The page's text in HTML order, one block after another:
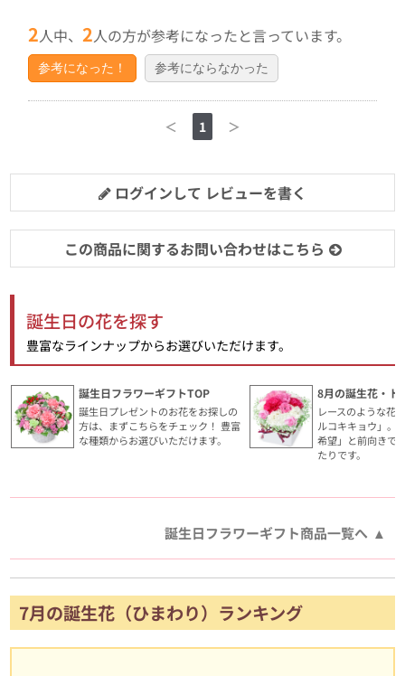
2人中、 2人の方が参考になったと言っています。
参考になった！ 参考にならなかった
＜ 1 ＞
ログインして レビューを書く
この商品に関するお問い合わせはこちら
誕生日の花を探す
豊富なラインナップからお選びいただけます。
誕生日フラワーギフトTOP
誕生日プレゼントのお花をお探しの
方は、まずこちらをチェック！ 豊富
な種類からお選びいただけます。
8月の誕生花・ト
レースのような花
ルコキキョウ」。
希望」と前向きで
たりです。
誕生日フラワーギフト商品一覧へ
7月の誕生花（ひまわり）ランキング